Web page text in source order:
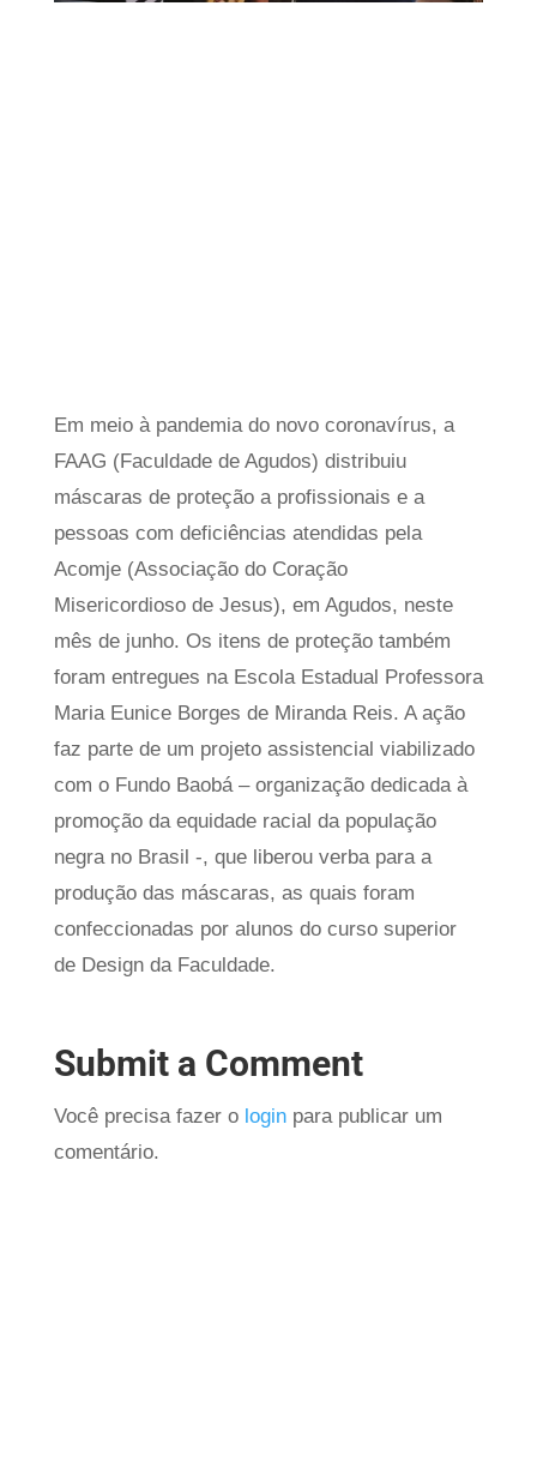
Em meio à pandemia do novo coronavírus, a
FAAG (Faculdade de Agudos) distribuiu
máscaras de proteção a profissionais e a
pessoas com deficiências atendidas pela
Acomje (Associação do Coração
Misericordioso de Jesus), em Agudos, neste
mês de junho. Os itens de proteção também
foram entregues na Escola Estadual Professora
Maria Eunice Borges de Miranda Reis. A ação
faz parte de um projeto assistencial viabilizado
com o Fundo Baobá – organização dedicada à
promoção da equidade racial da população
negra no Brasil -, que liberou verba para a
produção das máscaras, as quais foram
confeccionadas por alunos do curso superior
de Design da Faculdade.
Submit a Comment
Você precisa fazer o loginpara publicar um
comentário.